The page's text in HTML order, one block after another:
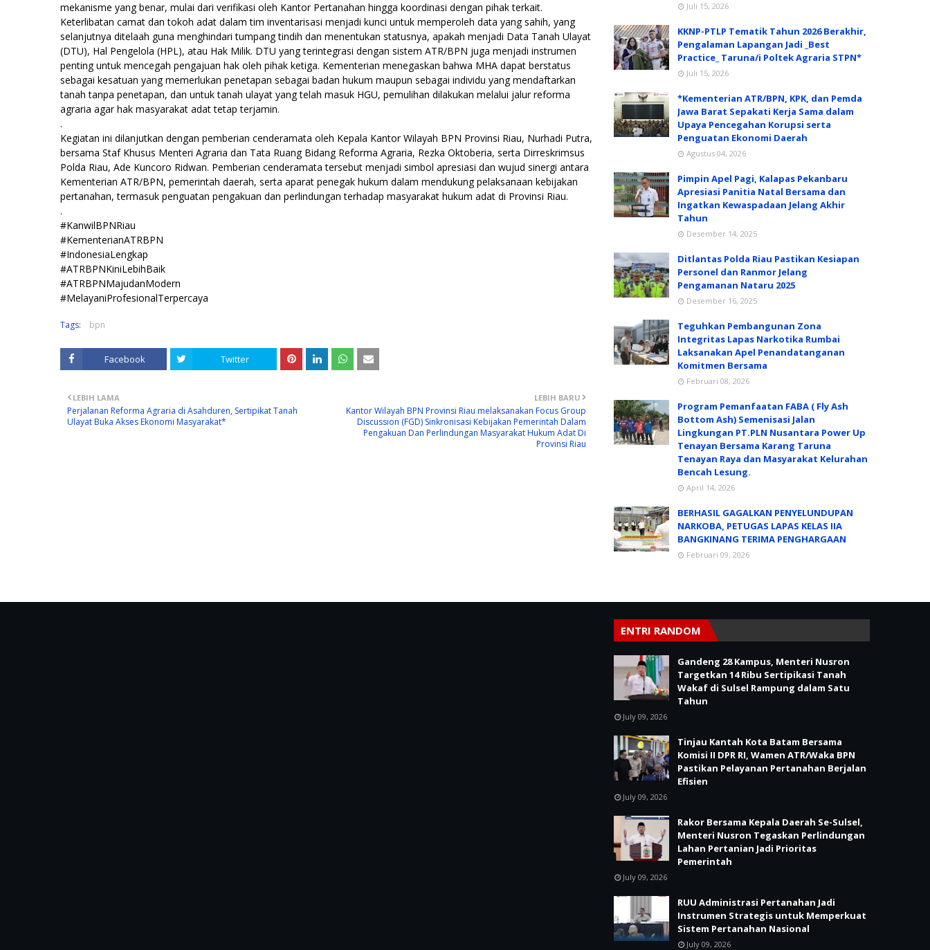
mekanisme yang benar, mulai dari verifikasi oleh Kantor Pertanahan hingga koordinasi dengan pihak terkait.
Keterlibatan camat dan tokoh adat dalam tim inventarisasi menjadi kunci untuk memperoleh data yang sahih, yang
selanjutnya ditelaah guna menghindari tumpang tindih dan menentukan statusnya, apakah menjadi Data Tanah Ulayat
(DTU), Hal Pengelola (HPL), atau Hak Milik. DTU yang terintegrasi dengan sistem ATR/BPN juga menjadi instrumen
penting untuk mencegah pengajuan hak oleh pihak ketiga. Kementerian menegaskan bahwa MHA dapat berstatus
sebagai kesatuan yang memerlukan penetapan sebagai badan hukum maupun sebagai individu yang mendaftarkan
tanah tanpa penetapan, dan untuk tanah ulayat yang telah masuk HGU, pemulihan dilakukan melalui jalur reforma
agraria agar hak masyarakat adat tetap terjamin.
.
Kegiatan ini dilanjutkan dengan pemberian cenderamata oleh Kepala Kantor Wilayah BPN Provinsi Riau, Nurhadi Putra,
bersama Staf Khusus Menteri Agraria dan Tata Ruang Bidang Reforma Agraria, Rezka Oktoberia, serta Dirreskrimsus
Polda Riau, Ade Kuncoro Ridwan. Pemberian cenderamata tersebut menjadi simbol apresiasi dan wujud sinergi antara
Kementerian ATR/BPN, pemerintah daerah, serta aparat penegak hukum dalam mendukung pelaksanaan kebijakan
pertanahan, termasuk penguatan pengakuan dan perlindungan terhadap masyarakat hukum adat di Provinsi Riau.
.
#KanwilBPNRiau
#KementerianATRBPN
#IndonesiaLengkap
#ATRBPNKiniLebihBaik
#ATRBPNMajudanModern
#MelayaniProfesionalTerpercaya
Tags: bpn
Facebook Twitter
LEBIH BARU
Kantor Wilayah BPN Provinsi Riau melaksanakan Focus Group
Discussion (FGD) Sinkronisasi Kebijakan Pemerintah Dalam
Pengakuan Dan Perlindungan Masyarakat Hukum Adat Di
Provinsi Riau
LEBIH LAMA
Perjalanan Reforma Agraria di Asahduren, Sertipikat Tanah
Ulayat Buka Akses Ekonomi Masyarakat*
Juli 15, 2026
KKNP-PTLP Tematik Tahun 2026 Berakhir,
Pengalaman Lapangan Jadi _Best
Practice_ Taruna/i Poltek Agraria STPN*
Juli 15, 2026
*Kementerian ATR/BPN, KPK, dan Pemda
Jawa Barat Sepakati Kerja Sama dalam
Upaya Pencegahan Korupsi serta
Penguatan Ekonomi Daerah
Agustus 04, 2026
Pimpin Apel Pagi, Kalapas Pekanbaru
Apresiasi Panitia Natal Bersama dan
Ingatkan Kewaspadaan Jelang Akhir
Tahun
Desember 14, 2025
Ditlantas Polda Riau Pastikan Kesiapan
Personel dan Ranmor Jelang
Pengamanan Nataru 2025
Desember 16, 2025
Teguhkan Pembangunan Zona
Integritas Lapas Narkotika Rumbai
Laksanakan Apel Penandatanganan
Komitmen Bersama
Februari 08, 2026
Program Pemanfaatan FABA ( Fly Ash
Bottom Ash) Semenisasi Jalan
Lingkungan PT.PLN Nusantara Power Up
Tenayan Bersama Karang Taruna
Tenayan Raya dan Masyarakat Kelurahan
Bencah Lesung.
April 14, 2026
BERHASIL GAGALKAN PENYELUNDUPAN
NARKOBA, PETUGAS LAPAS KELAS IIA
BANGKINANG TERIMA PENGHARGAAN
Februari 09, 2026
ENTRI RANDOM
Gandeng 28 Kampus, Menteri Nusron
Targetkan 14 Ribu Sertipikasi Tanah
Wakaf di Sulsel Rampung dalam Satu
Tahun
July 09, 2026
Tinjau Kantah Kota Batam Bersama
Komisi II DPR RI, Wamen ATR/Waka BPN
Pastikan Pelayanan Pertanahan Berjalan
Efisien
July 09, 2026
Rakor Bersama Kepala Daerah Se-Sulsel,
Menteri Nusron Tegaskan Perlindungan
Lahan Pertanian Jadi Prioritas
Pemerintah
July 09, 2026
RUU Administrasi Pertanahan Jadi
Instrumen Strategis untuk Memperkuat
Sistem Pertanahan Nasional
July 09, 2026